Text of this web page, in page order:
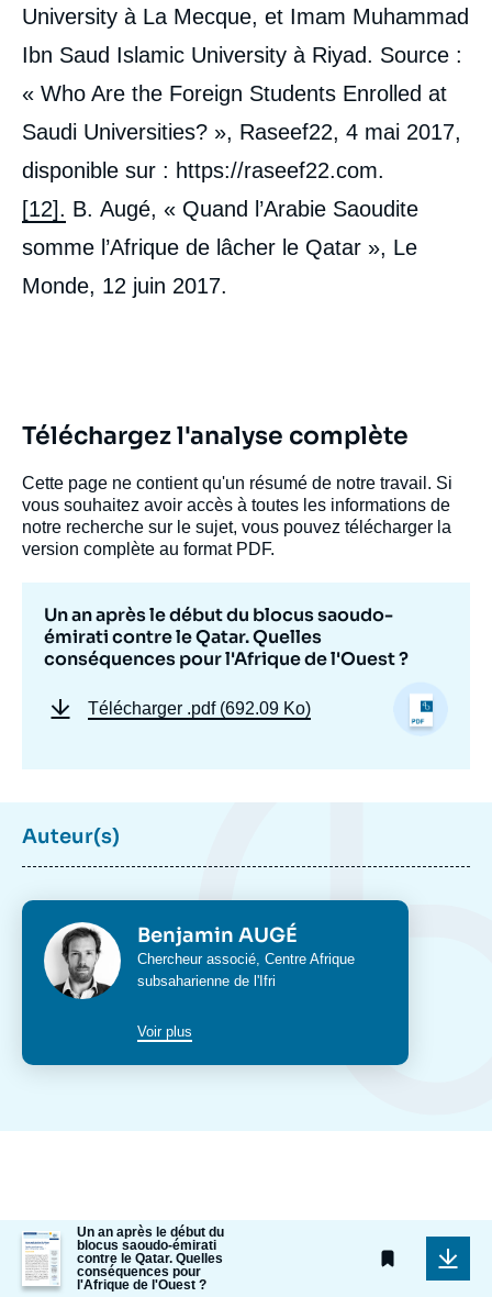
University à La Mecque, et Imam Muhammad
Ibn Saud Islamic University à Riyad. Source :
« Who Are the Foreign Students Enrolled at
Saudi Universities? », Raseef22, 4 mai 2017,
disponible sur : https://raseef22.com.
[12]. B. Augé, « Quand l’Arabie Saoudite
somme l’Afrique de lâcher le Qatar », Le
Monde, 12 juin 2017.
Téléchargez l'analyse complète
Cette page ne contient qu'un résumé de notre travail. Si
vous souhaitez avoir accès à toutes les informations de
notre recherche sur le sujet, vous pouvez télécharger la
version complète au format PDF.
Un an après le début du blocus saoudo-
émirati contre le Qatar. Quelles
conséquences pour l'Afrique de l'Ouest ?
Télécharger .pdf (692.09 Ko)
Auteur(s)
Photo Benjamin AUGÉ
Intitulé
du
Chercheur associé, Centre Afrique
subsaharienne de l'Ifri
Voir plus
Centres et programmes liés
Image
de
couverture
de
Un an après le début du
blocus saoudo-émirati
contre le Qatar. Quelles
conséquences pour
l'Afrique de l'Ouest ?